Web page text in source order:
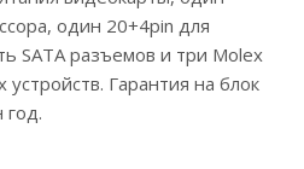
один 20+4pin для
SATA разъемов и три Molex
Гарантия на блок
год.